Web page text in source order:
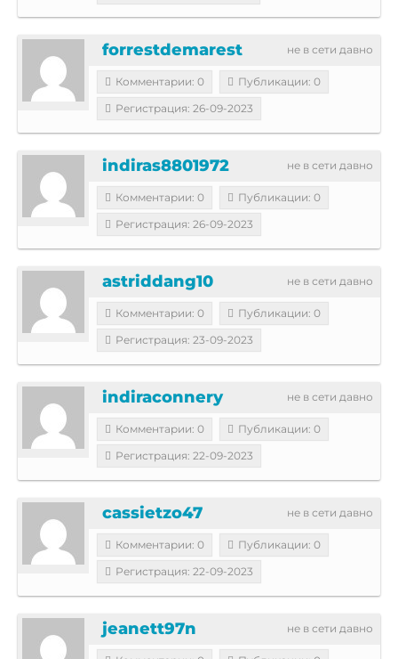
не в сети давно
forrestdemarest
Комментарии: 0
Публикации: 0
Регистрация: 26-09-2023
не в сети давно
indiras8801972
Комментарии: 0
Публикации: 0
Регистрация: 26-09-2023
не в сети давно
astriddang10
Комментарии: 0
Публикации: 0
Регистрация: 23-09-2023
не в сети давно
indiraconnery
Комментарии: 0
Публикации: 0
Регистрация: 22-09-2023
не в сети давно
cassietzo47
Комментарии: 0
Публикации: 0
Регистрация: 22-09-2023
не в сети давно
jeanett97n